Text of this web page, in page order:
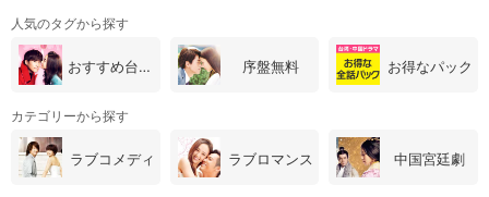
人気のタグから探す
おすすめ台湾・中国ドラマ 序盤無料 お得なパック
カテゴリーから探す
ラブコメディ ラブロマンス 中国宮廷劇